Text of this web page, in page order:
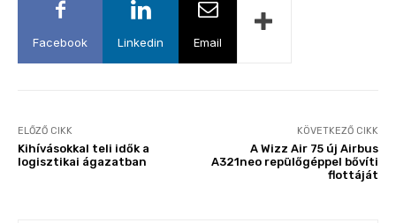
Facebook Linkedin Email
ELŐZŐ CIKK
Kihívásokkal teli idők a
logisztikai ágazatban
KÖVETKEZŐ CIKK
A Wizz Air 75 új Airbus
A321neo repülőgéppel bővíti
flottáját